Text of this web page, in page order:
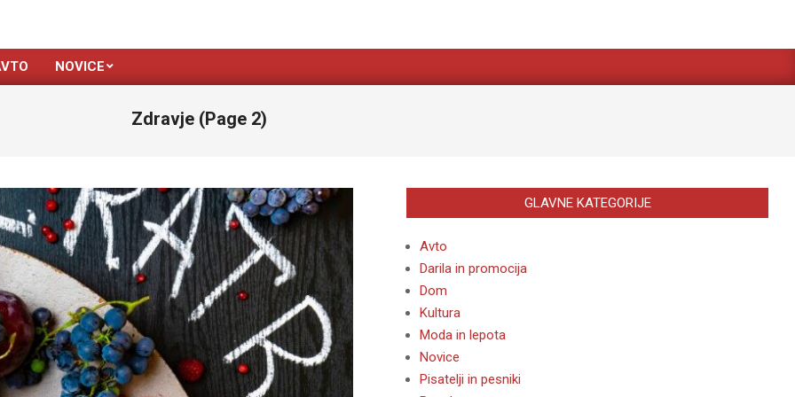
NOVICE
Zdravje (Page 2)
GLAVNE KATEGORIJE
Avto
Darila in promocija
Dom
Kultura
Moda in lepota
Novice
Pisatelji in pesniki